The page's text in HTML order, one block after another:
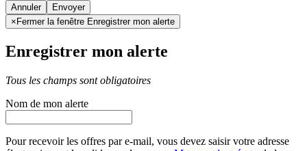
Annuler
× Fermer la fenêtre Enregistrer mon alerte
Enregistrer mon alerte
Tous les champs sont obligatoires
Nom de mon alerte
Pour recevoir les offres par e-mail, vous devez saisir votre adresse